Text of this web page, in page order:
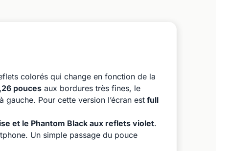
colorés qui change en fonction de la
pouces aux bordures très fines, le
Pour cette version l’écran est full
et le Phantom Black aux reflets violet.
Un simple passage du pouce